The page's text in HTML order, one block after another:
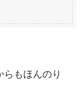
もほんのり